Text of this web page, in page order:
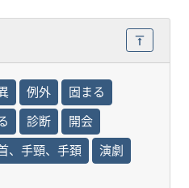
例外
固まる
診断
開会
、手頸、手頚
演劇